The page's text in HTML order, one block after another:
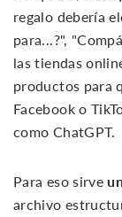
regalo debería
para...?",
las tiendas
productos para
Facebook o
como ChatGPT.
Para eso sirve
archivo